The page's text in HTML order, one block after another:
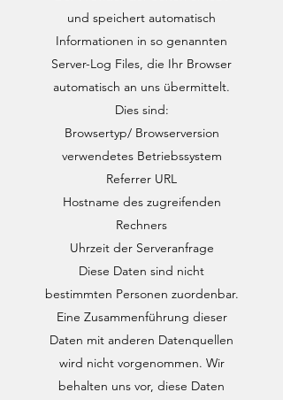
und speichert automatisch
Informationen in so genannten
Server-Log Files, die Ihr Browser
automatisch an uns übermittelt.
Dies sind:
Browsertyp/ Browserversion
verwendetes Betriebssystem
Referrer URL
Hostname des zugreifenden
Rechners
Uhrzeit der Serveranfrage
Diese Daten sind nicht
bestimmten Personen zuordenbar.
Eine Zusammenführung dieser
Daten mit anderen Datenquellen
wird nicht vorgenommen. Wir
behalten uns vor, diese Daten